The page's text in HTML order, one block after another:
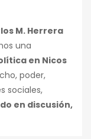
M. Herrera
una
en Nicos
poder,
sociales,
en discusión,